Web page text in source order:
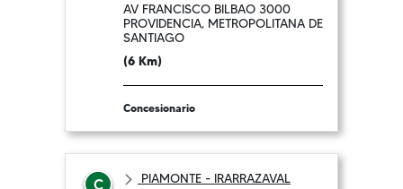
AV FRANCISCO BILBAO 3000
PROVIDENCIA, METROPOLITANA DE
SANTIAGO
(6 Km)
Concesionario
C PIAMONTE - IRARRAZAVAL